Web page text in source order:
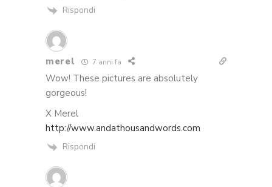
Rispondi
merel 7 anni fa
Wow! These pictures are absolutely
gorgeous!
X Merel
http://www.andathousandwords.com
Rispondi